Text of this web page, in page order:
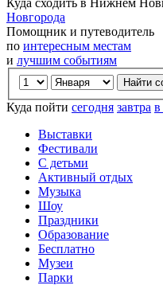
Куда сходить в Нижнем
Новгорода
Помощник и путеводитель
по интересным местам
и лучшим событиям
Куда пойти сегодня завтра
Выставки
Фестивали
С детьми
Активный отдых
Музыка
Шоу
Праздники
Образование
Бесплатно
Музеи
Парки